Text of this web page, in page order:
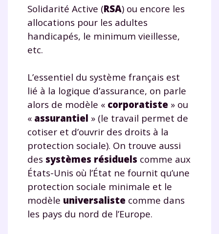
Solidarité Active (RSA) ou encore les
allocations pour les adultes
handicapés, le minimum vieillesse,
etc.
L’essentiel du système français est
lié à la logique d’assurance, on parle
alors de modèle « corporatiste » ou
« assurantiel » (le travail permet de
cotiser et d’ouvrir des droits à la
protection sociale). On trouve aussi
des systèmes résiduels comme aux
États-Unis où l’État ne fournit qu’une
protection sociale minimale et le
modèle universaliste comme dans
les pays du nord de l’Europe.
corrigés,
podcasts de révisions
Unespace dédié aux parents pour
suivre les progrès
Tout le programme scolaire du CP à
la Terminale
à la demande par tchat, audio ou
vidéo
TESTER GRATUITEMENT
* Votre code d'accès sera envoyé à cette adresse e-mail. En
renseignant votre e-mail, vous consentez à ce que vos
données à caractère personnel soient traitées par SEJER, sous
la marque myMaxicours, afin que SEJER puisse vous donner
accès au service de soutien scolaire pendant 24h. Pour en
pour exercer vos droits, vous pouvez consulter